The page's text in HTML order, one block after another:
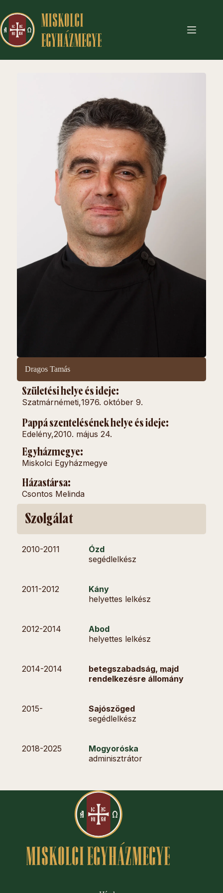
Dragos Tamás
Születési helye és ideje:
Szatmárnémeti,1976. október 9.
Pappá szentelésének helye és ideje:
Edelény,2010. május 24.
Egyházmegye:
Miskolci Egyházmegye
Házastársa:
Csontos Melinda
Szolgálat
2010-2011
Ózd
segédlelkész
2011-2012
Kány
helyettes lelkész
2012-2014
Abod
helyettes lelkész
2014-2014
betegszabadság, majd
rendelkezésre állomány
2015-
Sajószöged
segédlelkész
2018-2025
Mogyoróska
adminisztrátor